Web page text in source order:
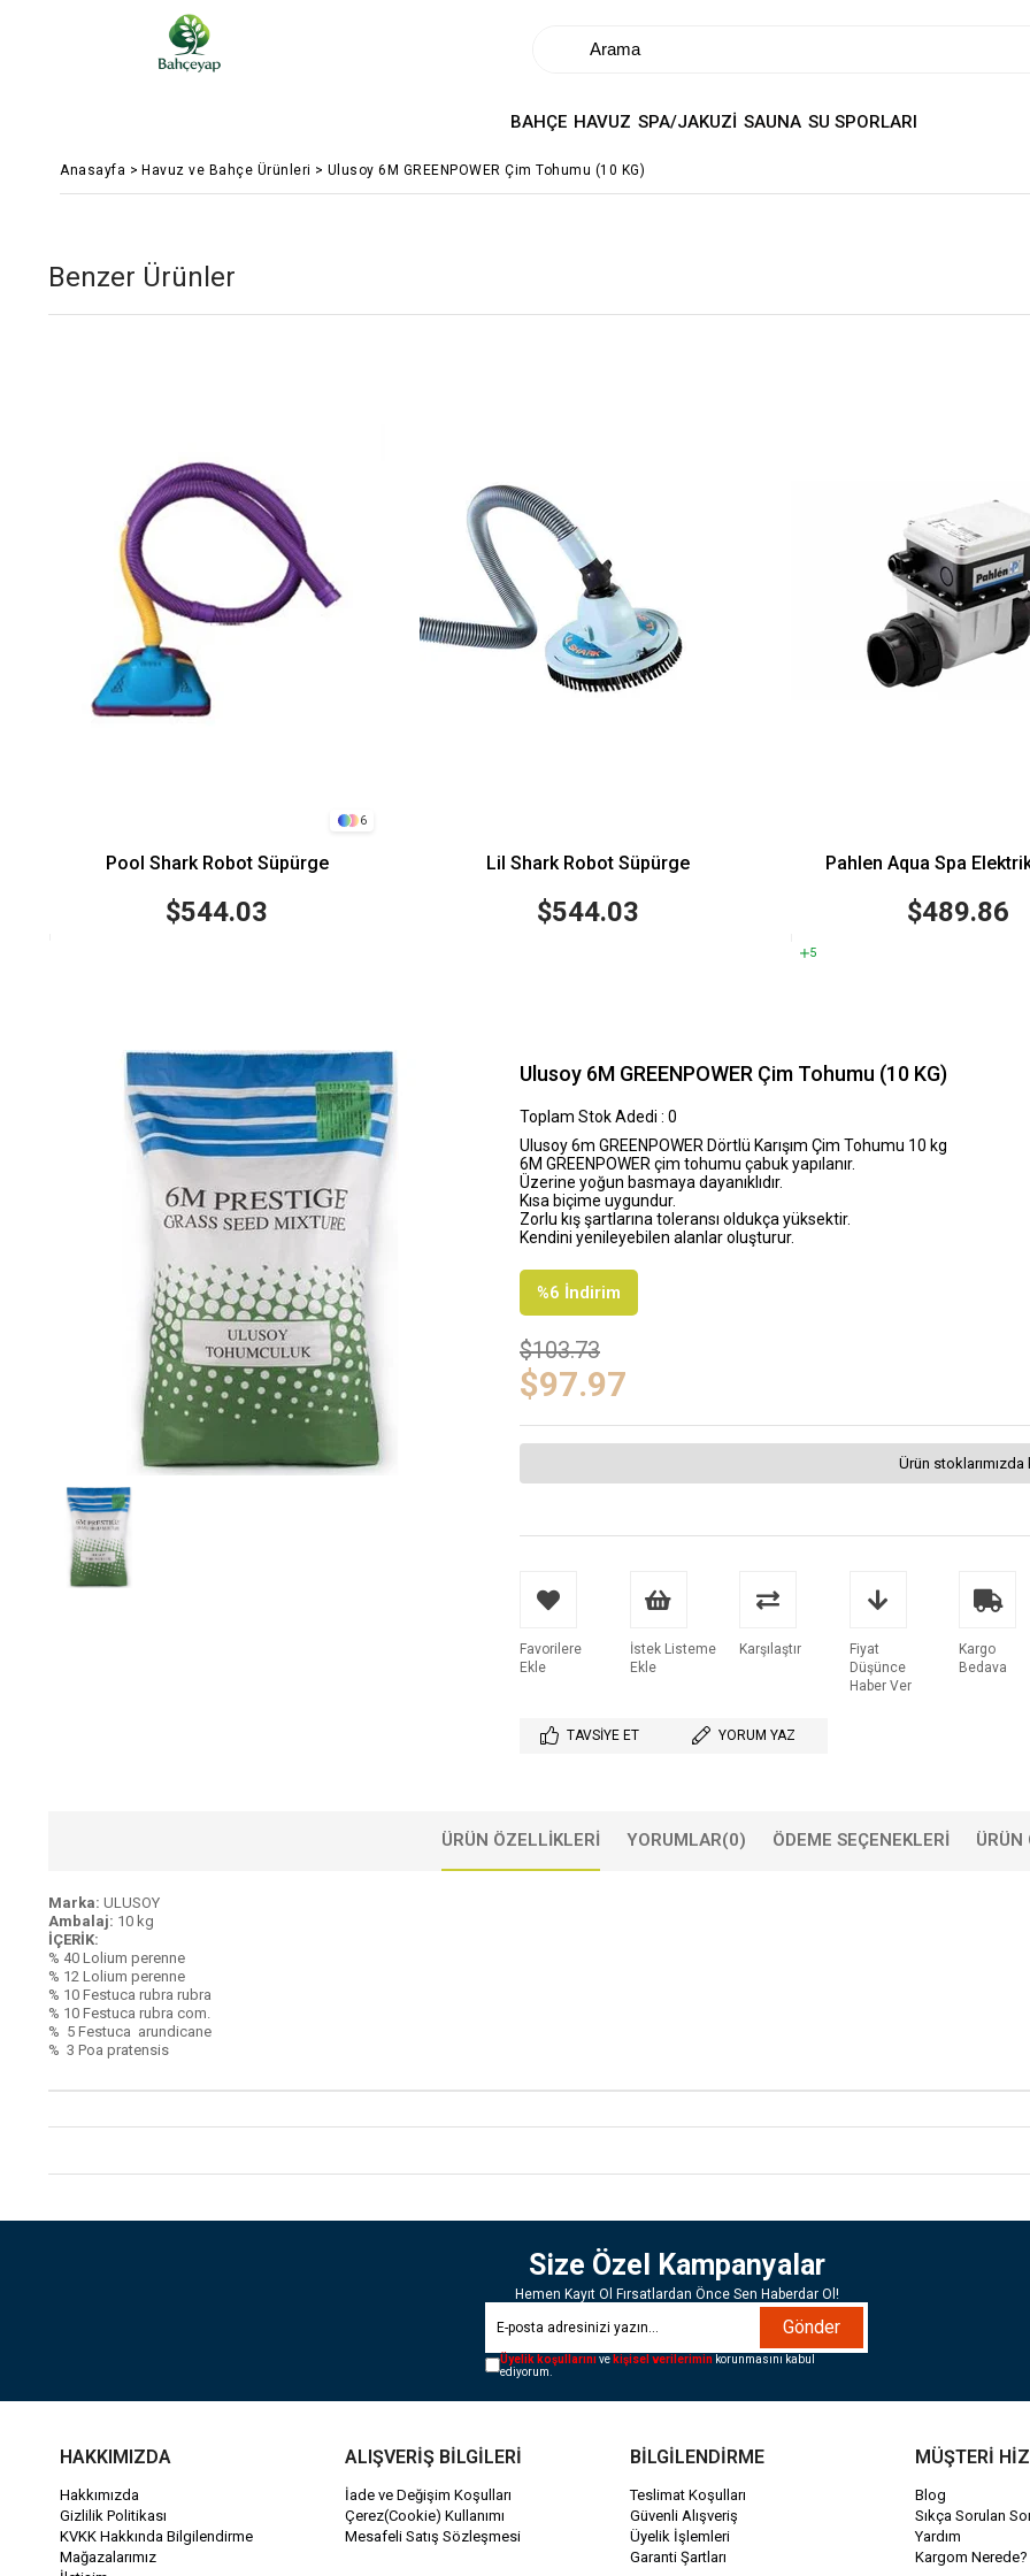
BAHÇE HAVUZ SPA/JAKUZİ SAUNA SU SPORLARI
Anasayfa > Havuz ve Bahçe Ürünleri > Ulusoy 6M GREENPOWER Çim Tohumu (10 KG)
Benzer Ürünler
6
Pool Shark Robot Süpürge
$544.03
Lil Shark Robot Süpürge
$544.03
Pahlen Aqua Spa
$489.86
5
Ulusoy 6M GREENPOWER Çim Tohumu (10 KG)
Toplam Stok Adedi : 0
Ulusoy 6m GREENPOWER Dörtlü Karışım Çim Tohumu 10 kg
6M GREENPOWER çim tohumu çabuk yapılanır.
Üzerine yoğun basmaya dayanıklıdır.
Kısa biçime uygundur.
Zorlu kış şartlarına toleransı oldukça yüksektir.
Kendini yenileyebilen alanlar oluşturur.
%6 İndirim
$103.73
$97.97
Ürün stoklarımızda
Favorilere
Ekle
İstek Listeme
Ekle
Karşılaştır
Fiyat
Düşünce
Haber Ver
Kargo
Bedava
TAVSIYE ET YORUM YAZ
ÜRÜN ÖZELLIKLERI YORUMLAR(0) ÖDEME SEÇENEKLERI ÜRÜN
Marka: ULUSOY
Ambalaj: 10 kg
İÇERİK:
% 40 Lolium perenne
% 12 Lolium perenne
% 10 Festuca rubra rubra
% 10 Festuca rubra com.
% 5 Festuca arundicane
% 3 Poa pratensis
Size Özel Kampanyalar
Hemen Kayıt Ol Fırsatlardan Önce Sen Haberdar Ol!
Gönder
Üyelik koşullarınıve kişisel verileriminkorunmasını kabul
ediyorum.
HAKKIMIZDA
Hakkımızda
Gizlilik Politikası
KVKK Hakkında Bilgilendirme
Mağazalarımız
ALIŞVERİŞ BİLGİLERİ
İade ve Değişim Koşulları
Çerez(Cookie) Kullanımı
Mesafeli Satış Sözleşmesi
BİLGİLENDİRME
Teslimat Koşulları
Güvenli Alışveriş
Üyelik İşlemleri
Garanti Şartları
MÜŞTERİ
Blog
Sıkça Sorulan
Yardım
Kargom Nerede?